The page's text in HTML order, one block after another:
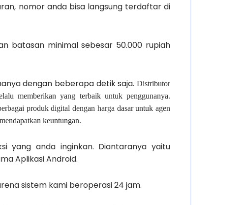
nomor anda bisa langsung terdaftar di
batasan minimal sebesar 50.000 rupiah
dengan beberapa detik saja. Distributor
memberikan yang terbaik untuk penggunanya.
produk digital dengan harga dasar untuk agen
keuntungan.
yang anda inginkan. Diantaranya yaitu
Aplikasi Android.
sistem kami beroperasi 24 jam.